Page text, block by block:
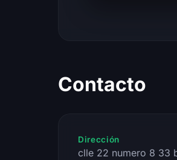
Contacto
Dirección
clle 22 numero 8 33